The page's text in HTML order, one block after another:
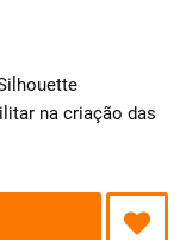
na criação das